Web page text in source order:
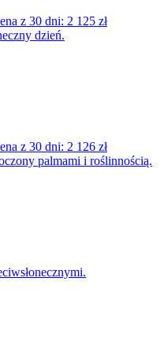
z 30 dni: 2 125 zł
z 30 dni: 2 126 zł